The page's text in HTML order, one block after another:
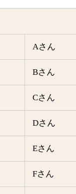
Aさん
Bさん
Cさん
Dさん
Eさん
Fさん